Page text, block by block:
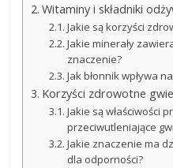
Witaminy i składniki
Jakie są korzyści
Jakie minerały
znaczenie?
Jak błonnik wpływa
Korzyści zdrowotne
Jakie są właściwości
przeciwutleniające
Jakie znaczenie ma
dla odporności?